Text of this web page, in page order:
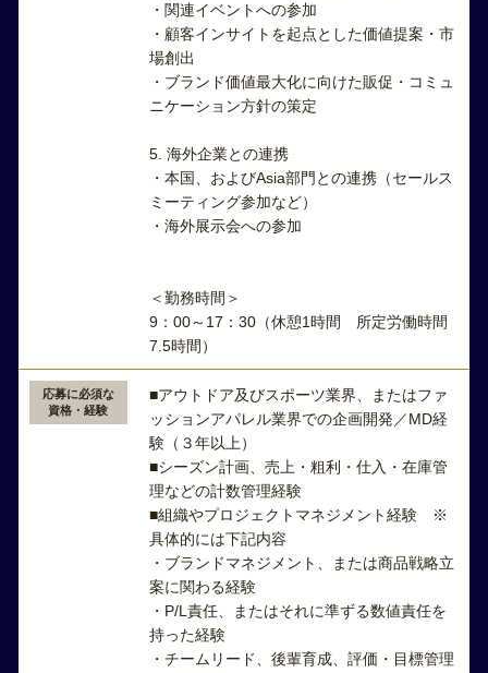
・関連イベントへの参加
・顧客インサイトを起点とした価値提案・市
場創出
・ブランド価値最大化に向けた販促・コミュ
ニケーション方針の策定
5. 海外企業との連携
・本国、およびAsia部門との連携（セールス
ミーティング参加など）
・海外展示会への参加
＜勤務時間＞
9：00～17：30（休憩1時間 所定労働時間
7.5時間）
応募に必須な
資格・経験
■アウトドア及びスポーツ業界、またはファ
ッションアパレル業界での企画開発／MD経
験（３年以上）
■シーズン計画、売上・粗利・仕入・在庫管
理などの計数管理経験
■組織やプロジェクトマネジメント経験 ※
具体的には下記内容
・ブランドマネジメント、または商品戦略立
案に関わる経験
・P/L責任、またはそれに準ずる数値責任を
持った経験
・チームリード、後輩育成、評価・目標管理